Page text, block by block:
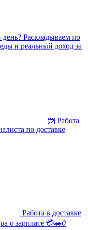
день? Раскладываем по
и реальный доход за
📨 Работа
по доставке
Работа в доставке
о зарплате 💳🚗0